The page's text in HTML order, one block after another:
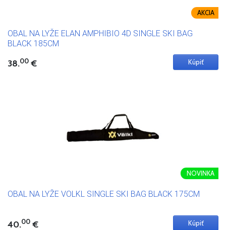
AKCIA
OBAL NA LYŽE ELAN AMPHIBIO 4D SINGLE SKI BAG
BLACK 185CM
38.00 €
NOVINKA
OBAL NA LYŽE VOLKL SINGLE SKI BAG BLACK 175CM
40.00 €